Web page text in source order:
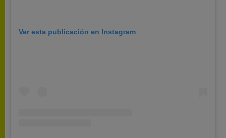
Ver esta publicación en Instagram